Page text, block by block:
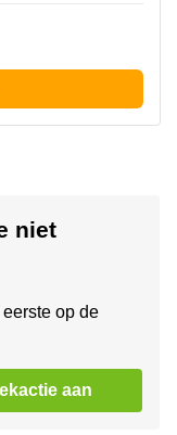
niet
op de
aan